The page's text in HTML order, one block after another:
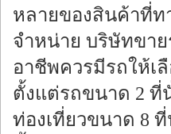
หลายของสินค้าที่ท
จำหน่าย บริษัทขา
อาชีพควรมีรถให้เ
ตั้งแต่รถขนาด 2 ที่
ท่องเที่ยวขนาด 8